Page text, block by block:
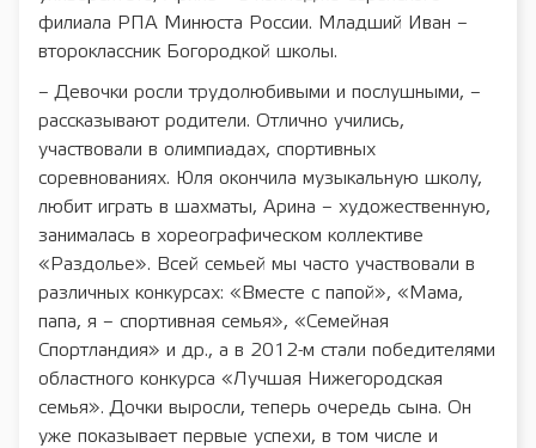
филиала РПА Минюста России. Младший Иван –
второклассник Богородкой школы.
– Девочки росли трудолюбивыми и послушными, –
рассказывают родители. Отлично учились,
участвовали в олимпиадах, спортивных
соревнованиях. Юля окончила музыкальную школу,
любит играть в шахматы, Арина – художественную,
занималась в хореографическом коллективе
«Раздолье». Всей семьей мы часто участвовали в
различных конкурсах: «Вместе с папой», «Мама,
папа, я – спортивная семья», «Семейная
Спортландия» и др., а в 2012-м стали победителями
областного конкурса «Лучшая Нижегородская
семья». Дочки выросли, теперь очередь сына. Он
уже показывает первые успехи, в том числе и